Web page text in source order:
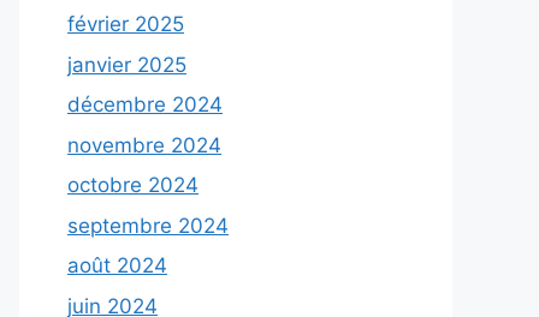
février 2025
janvier 2025
décembre 2024
novembre 2024
octobre 2024
septembre 2024
août 2024
juin 2024